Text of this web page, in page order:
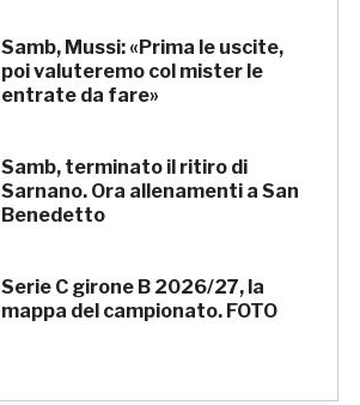
Samb, Mussi: «Prima le uscite,
poi valuteremo col mister le
entrate da fare»
Samb, terminato il ritiro di
Sarnano. Ora allenamenti a San
Benedetto
Serie C girone B 2026/27, la
mappa del campionato. FOTO